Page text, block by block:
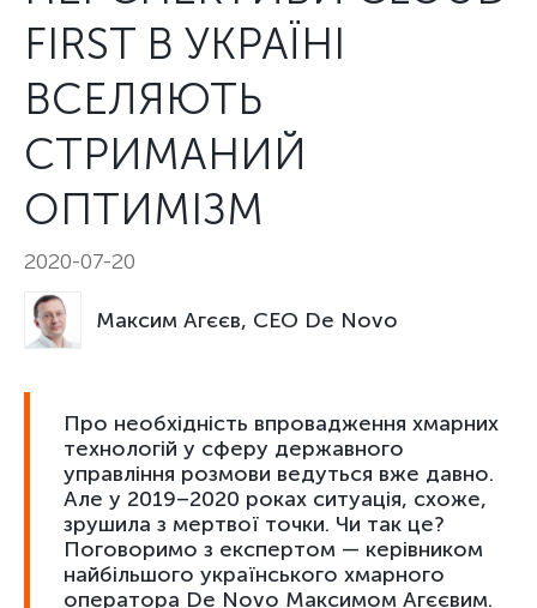
FIRST В УКРАЇНІ
ВСЕЛЯЮТЬ
СТРИМАНИЙ
ОПТИМІЗМ
2020-07-20
Максим Агєєв, CEO De Novo
Про необхідність впровадження хмарних
технологій у сферу державного
управління розмови ведуться вже давно.
Але у 2019–2020 роках ситуація, схоже,
зрушила з мертвої точки. Чи так це?
Поговоримо з експертом — керівником
найбільшого українського хмарного
оператора De Novo Максимом Агєєвим.